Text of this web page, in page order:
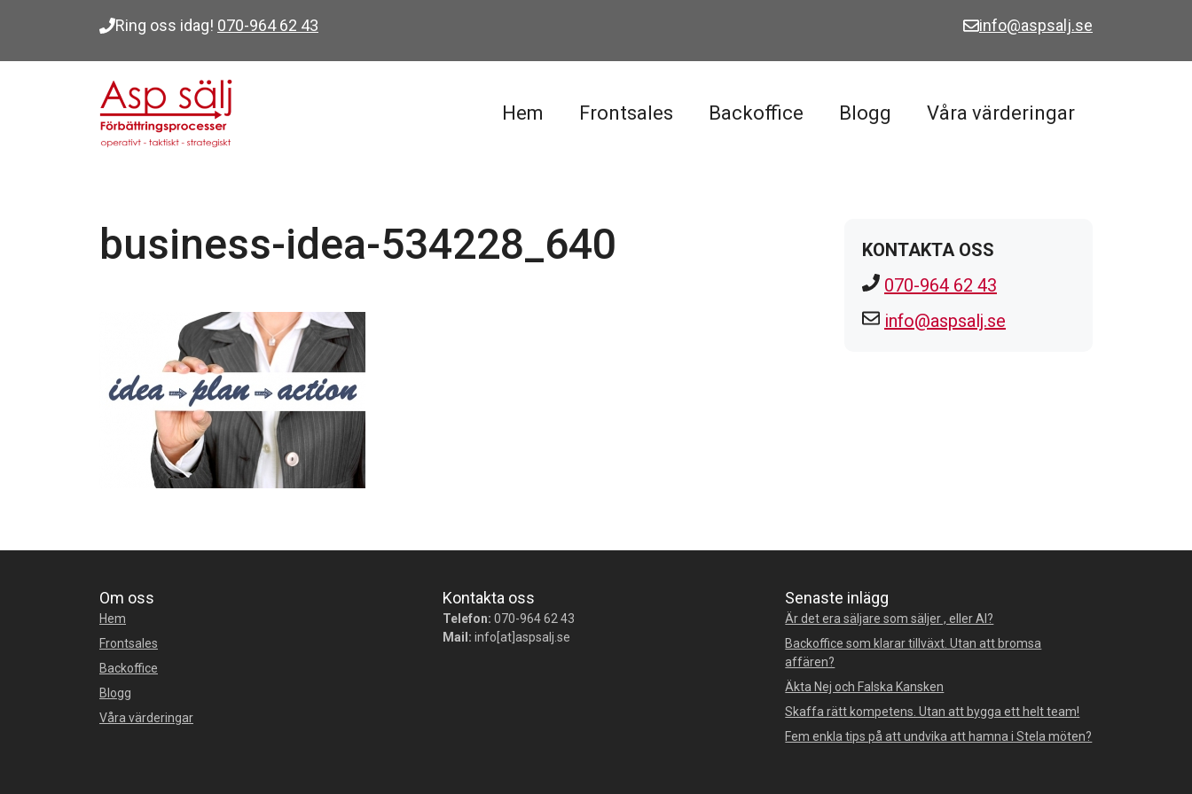
info@aspsalj.se
Ring oss idag! 070-964 62 43
Hem Frontsales Backoffice Blogg Våra värderingar
business-idea-534228_640
KONTAKTA OSS
070-964 62 43
info@aspsalj.se
Om oss
Hem
Frontsales
Backoffice
Blogg
Våra värderingar
Kontakta oss
Telefon: 070-964 62 43
Mail: info[at]aspsalj.se
Senaste inlägg
Är det era säljare som säljer , eller AI?
Backoffice som klarar tillväxt. Utan att bromsa
affären?
Äkta Nej och Falska Kansken
Skaffa rätt kompetens. Utan att bygga ett helt team!
Fem enkla tips på att undvika att hamna i Stela möten?